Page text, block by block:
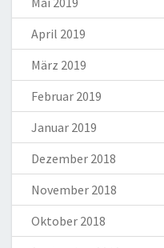
April 2019
März 2019
Februar 2019
Januar 2019
Dezember 2018
November 2018
Oktober 2018